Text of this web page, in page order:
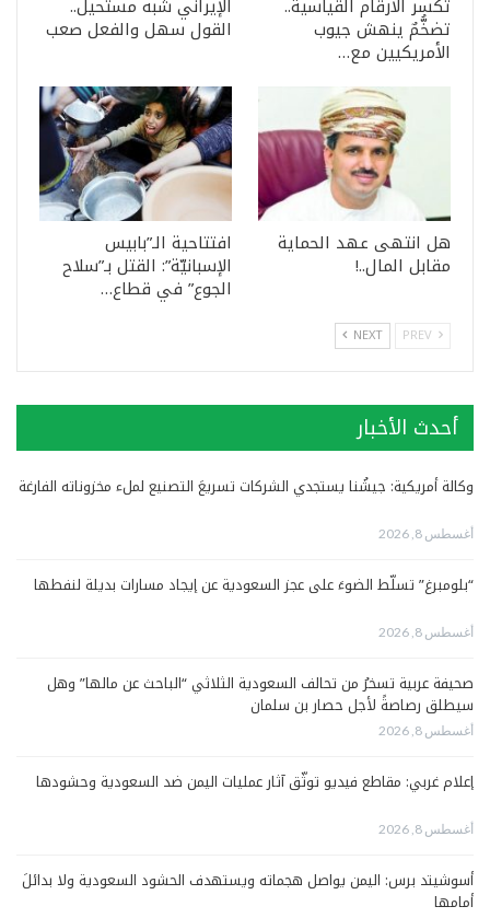
تكسر الأرقام القياسية..
تضخُّمٌ ينهش جيوب
الأمريكيين مع…
الإيراني شبه مستحيل..
القول سهل والفعل صعب
هل انتهى عهد الحماية
مقابل المال..!
افتتاحية الـ”بابيس
الإسبانيّة”: القتل بـ”سلاح
الجوع” في قطاع…
NEXT
أحدث الأخبار
وكالة أمريكية: جيشُنا يستجدي الشركات تسريعَ التصنيع لملء مخزوناته الفارغة
أغسطس 8, 2026
“بلومبرغ” تسلّط الضوءَ على عجز السعودية عن إيجاد مسارات بديلة لنفطها
أغسطس 8, 2026
صحيفة عربية تسخرُ من تحالف السعودية الثلاثي “الباحث عن مالها” وهل
سيطلق رصاصةً لأجل حصار بن سلمان
أغسطس 8, 2026
إعلام غربي: مقاطع فيديو توثّق آثار عمليات اليمن ضد السعودية وحشودها
أغسطس 8, 2026
أسوشيتد برس: اليمن يواصل هجماته ويستهدف الحشود السعودية ولا بدائلَ
أمامها